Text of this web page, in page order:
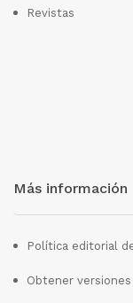
Revistas
Más información
Política editorial
Obtener